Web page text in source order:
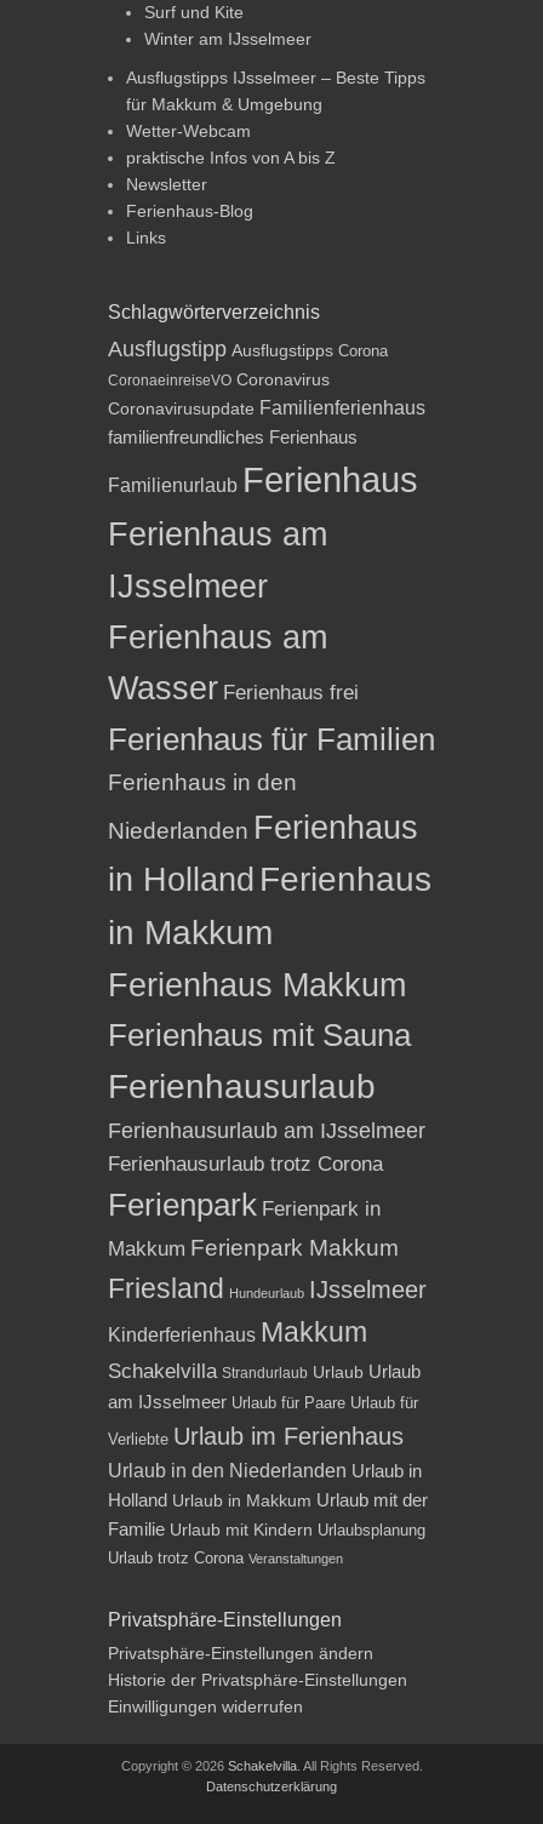
Surf und Kite
Winter am IJsselmeer
Ausflugstipps IJsselmeer – Beste Tipps
für Makkum & Umgebung
Wetter-Webcam
praktische Infos von A bis Z
Newsletter
Ferienhaus-Blog
Links
Schlagwörterverzeichnis
Ausflugstipp Ausflugstipps Corona
CoronaeinreiseVO Coronavirus
Coronavirusupdate Familienferienhaus
familienfreundliches Ferienhaus
Familienurlaub Ferienhaus
Ferienhaus am
IJsselmeer
Ferienhaus am
Wasser Ferienhaus frei
Ferienhaus für Familien
Ferienhaus in den
Niederlanden Ferienhaus
in Holland Ferienhaus
in Makkum
Ferienhaus Makkum
Ferienhaus mit Sauna
Ferienhausurlaub
Ferienhausurlaub am IJsselmeer
Ferienhausurlaub trotz Corona
Ferienpark Ferienpark in
Makkum Ferienpark Makkum
Friesland Hundeurlaub IJsselmeer
Kinderferienhaus Makkum
Schakelvilla Strandurlaub Urlaub Urlaub
am IJsselmeer Urlaub für Paare Urlaub für
Verliebte Urlaub im Ferienhaus
Urlaub in den Niederlanden Urlaub in
Holland Urlaub in Makkum Urlaub mit der
Familie Urlaub mit Kindern Urlaubsplanung
Urlaub trotz Corona Veranstaltungen
Privatsphäre-Einstellungen
Privatsphäre-Einstellungen ändern
Historie der Privatsphäre-Einstellungen
Einwilligungen widerrufen
Copyright © 2026 Schakelvilla. All Rights Reserved.
Datenschutzerklärung